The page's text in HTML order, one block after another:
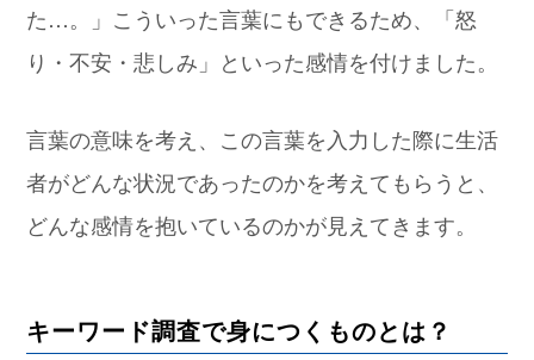
た…。」こういった言葉にもできるため、「怒
り・不安・悲しみ」といった感情を付けました。
言葉の意味を考え、この言葉を入力した際に生活
者がどんな状況であったのかを考えてもらうと、
どんな感情を抱いているのかが見えてきます。
キーワード調査で身につくものとは？